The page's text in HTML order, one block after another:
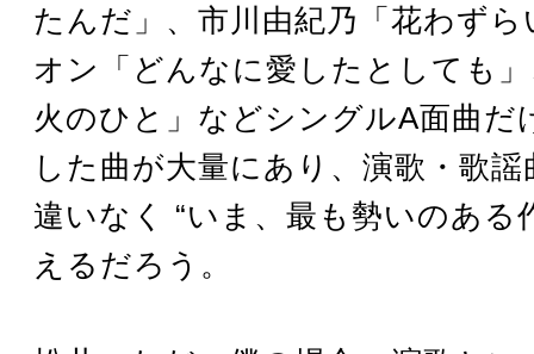
たんだ」、市川由紀乃「花わずら
オン「どんなに愛したとしても
火のひと」などシングルA面曲だ
した曲が大量にあり、演歌・歌
違いなく “いま、最も勢いのある
えるだろう。